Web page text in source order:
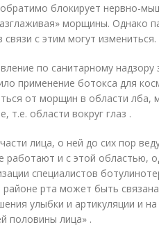
блокирует нервно-
морщины. Однако
с этим могут измениться.
по санитарному
применение ботокса для
от морщин в области лба,
т.е. области вокруг глаз .
лица, о ней до сих пор
работают и с этой областью,
специалистов
рта может быть
улыбки и артикуляции и
половины лица» .